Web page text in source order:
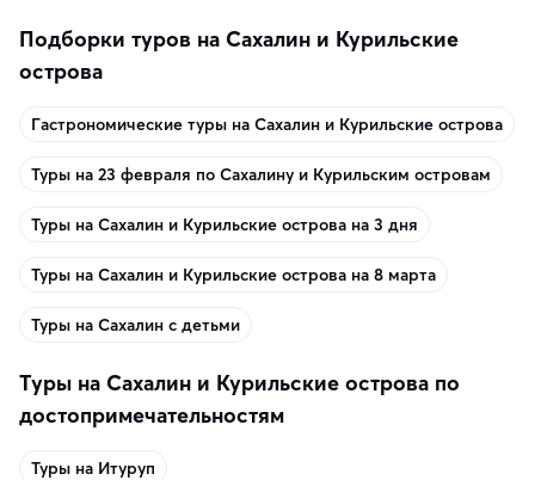
Подборки туров на Сахалин и Курильские
острова
Гастрономические туры на Сахалин и Курильские острова
Туры на 23 февраля по Сахалину и Курильским островам
Туры на Сахалин и Курильские острова на 3 дня
Туры на Сахалин и Курильские острова на 8 марта
Туры на Сахалин с детьми
Туры на Сахалин и Курильские острова по
достопримечательностям
Туры на Итуруп